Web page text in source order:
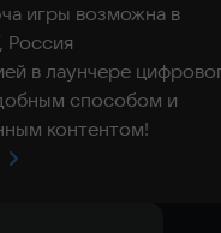
игры возможна в
Россия
в лаунчере
способом и
контентом!